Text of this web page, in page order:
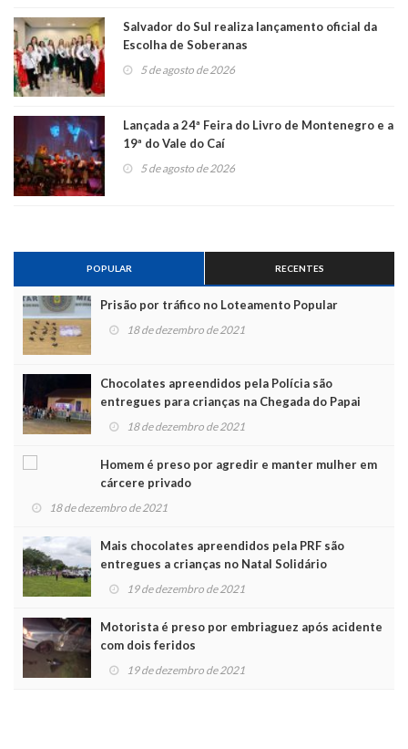
Salvador do Sul realiza lançamento oficial da
Escolha de Soberanas
5 de agosto de 2026
Lançada a 24ª Feira do Livro de Montenegro e a
19ª do Vale do Caí
5 de agosto de 2026
POPULAR RECENTES
Prisão por tráfico no Loteamento Popular
18 de dezembro de 2021
Chocolates apreendidos pela Polícia são
entregues para crianças na Chegada do Papai
Noel 18 de dezembro de 2021
Homem é preso por agredir e manter mulher em
cárcere privado
18 de dezembro de 2021
Mais chocolates apreendidos pela PRF são
entregues a crianças no Natal Solidário
19 de dezembro de 2021
Motorista é preso por embriaguez após acidente
com dois feridos
19 de dezembro de 2021